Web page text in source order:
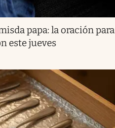
papa: la oración para
este jueves